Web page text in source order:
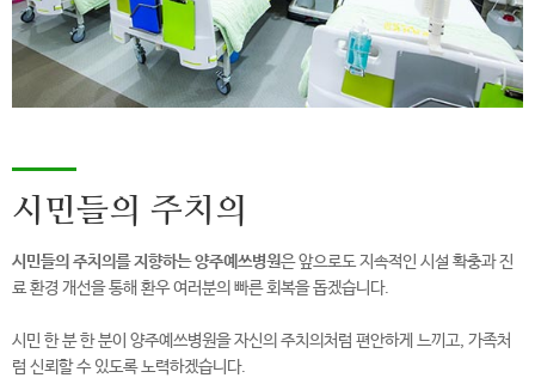
시민들의 주치의
시민들의 주치의를 지향하는 양주예쓰병원은앞으로도 지속적인 시설 확충과 진
료 환경 개선을 통해 환우 여러분의 빠른 회복을 돕겠습니다.
시민 한 분 한 분이 양주예쓰병원을자신의 주치의처럼 편안하게 느끼고, 가족처
럼 신뢰할 수 있도록 노력하겠습니다.